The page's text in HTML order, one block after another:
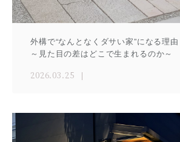
外構で“なんとなくダサい家”になる理由
～見た目の差はどこで生まれるのか～
2026.03.25